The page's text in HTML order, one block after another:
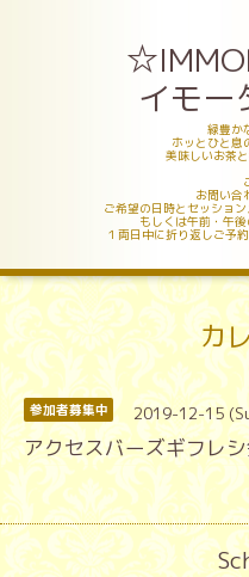
イモ
緑豊か
ホッとひと息
美味しいお茶
お問い合
ご希望の日時とセッショ
もしくは午前・午
１両日中に折り返しご予
カ
参加者募集中 2019-12-15
アクセスバーズギフレ